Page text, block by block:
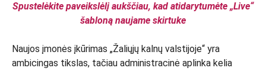
Spustelėkite paveikslėlį aukščiau, kad atidarytumėte „Live“
šabloną naujame skirtuke
Naujos įmonės įkūrimas „Žaliųjų kalnų valstijoje“ yra
ambicingas tikslas, tačiau administracinė aplinka kelia